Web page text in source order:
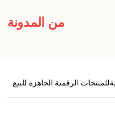
من المدونة
الرقمية الجاهزة للبيع